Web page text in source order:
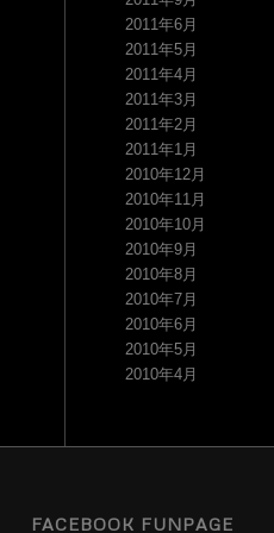
2011年6月
2011年5月
2011年4月
2011年3月
2011年2月
2011年1月
2010年12月
2010年11月
2010年10月
2010年9月
2010年8月
2010年7月
2010年6月
2010年5月
2010年4月
FACEBOOK FUNPAGE